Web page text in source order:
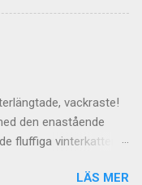
de mer personliga
helt och hållet
helhet och även om
upphov till mycket
åtminstone lite mer
Jag lägger
kan
vackraste!
den enastående
fluffiga vinterkatten.
kompliceratLÄS MER